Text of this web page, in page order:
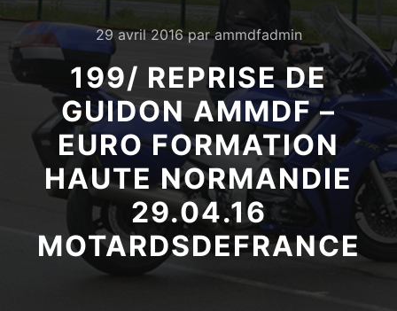
29 avril 2016parammdfadmin
199/ REPRISE DE
GUIDON AMMDF –
EURO FORMATION
HAUTE NORMANDIE
29.04.16
MOTARDSDEFRANCE